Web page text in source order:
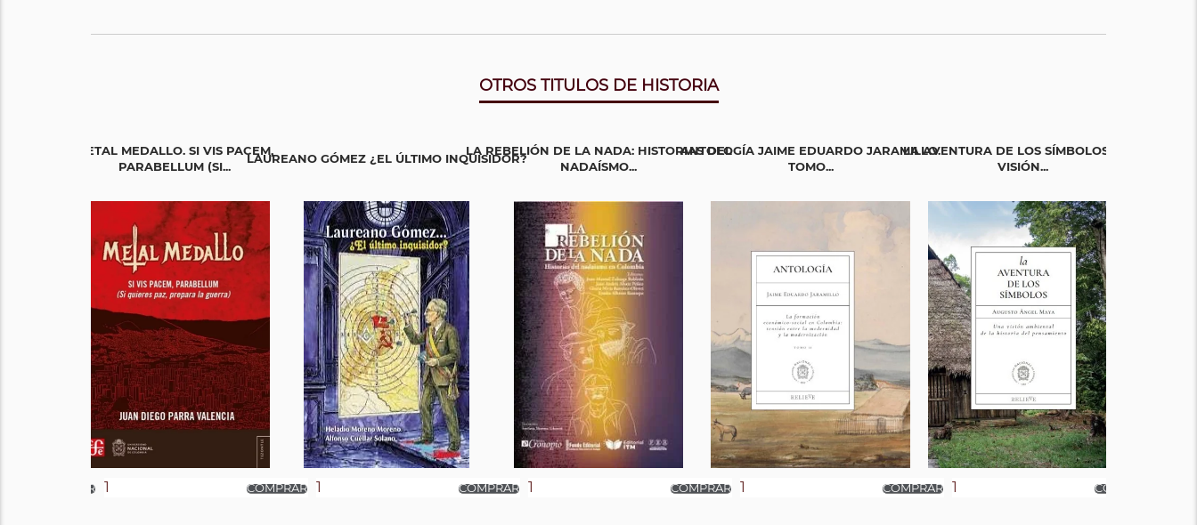
OTROS TITULOS DE HISTORIA
METAL MEDALLO. SI VIS PACEM,
PARABELLUM (SI...
LAUREANO GÓMEZ ¿EL ÚLTIMO INQUISIDOR?
LA REBELIÓN DE LA NADA: HISTORIAS DEL
NADAÍSMO...
ANTOLOGÍA JAIME EDUARDO JARAMILLO.
TOMO...
LA AVENTURA DE LOS SÍMBOLOS. UNA
VISIÓN...